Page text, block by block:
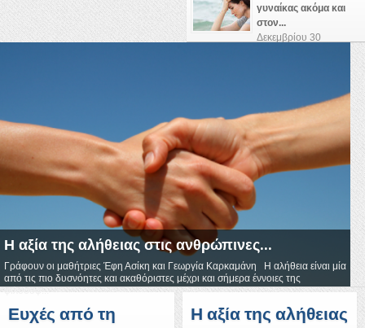
γυναίκας ακόμα και
στον...
Δεκεμβρίου 30
Η αξία της αλήθειας στις ανθρώπινες...
Γράφουν οι μαθήτριες Έφη Ασίκη και Γεωργία Καρκαμάνη Η αλήθεια είναι μία
από τις πιο δυσνόητες και ακαθόριστες μέχρι και σήμερα έννοιες της
φιλοσοφ...
Ευχές από τη
Η αξία της αλήθειας